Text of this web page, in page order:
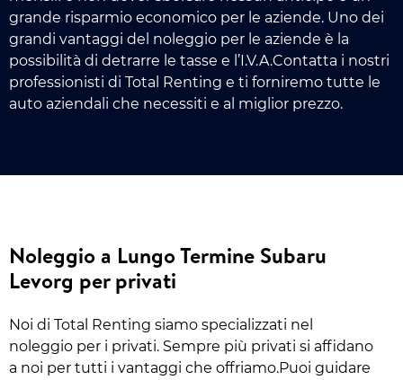
grande risparmio economico per le aziende. Uno dei
grandi vantaggi del noleggio per le aziende è la
possibilità di detrarre le tasse e l’I.V.A.Contatta i nostri
professionisti di Total Renting e ti forniremo tutte le
auto aziendali che necessiti e al miglior prezzo.
Noleggio a Lungo Termine Subaru
Levorg per privati
Noi di Total Renting siamo specializzati nel
noleggio per i privati. Sempre più privati si affidano
a noi per tutti i vantaggi che offriamo.Puoi guidare